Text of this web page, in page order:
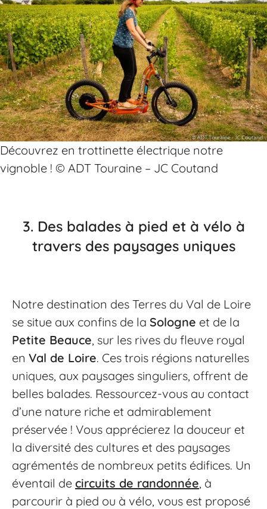
Découvrez en trottinette électrique notre
vignoble ! © ADT Touraine – JC Coutand
3. Des balades à pied et à vélo à
travers des paysages uniques
Notre destination des Terres du Val de Loire
se situe aux confins de la Sologne et de la
Petite Beauce, sur les rives du fleuve royal
en Val de Loire. Ces trois régions naturelles
uniques, aux paysages singuliers, offrent de
belles balades. Ressourcez-vous au contact
d’une nature riche et admirablement
préservée ! Vous apprécierez la douceur et
la diversité des cultures et des paysages
agrémentés de nombreux petits édifices. Un
éventail de circuits de randonnée, à
parcourir à pied ou à vélo, vous est proposé